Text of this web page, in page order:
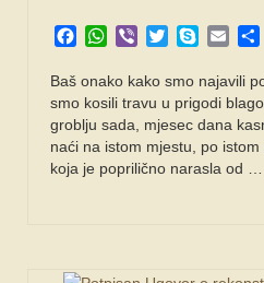
Facebook
WhatsApp
Viber TwitterSkypeEmail
Baš onako kako smo najavili
smo kosili travu u prigodi
groblju sada, mjesec dana
naći na istom mjestu, po
koja je poprilično narasla od …